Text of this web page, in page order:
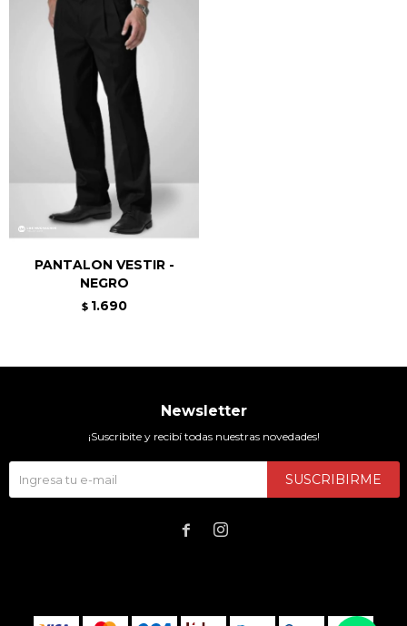
PANTALON VESTIR -
NEGRO
$ 1.690
Newsletter
¡Suscribite y recibí todas nuestras novedades!
SUSCRIBIRME
 